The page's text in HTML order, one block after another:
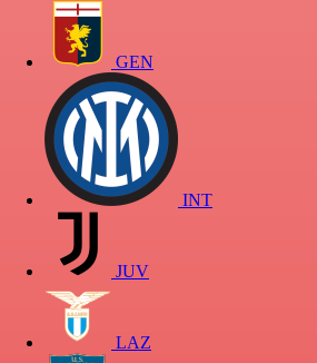
GEN
INT
JUV
LAZ